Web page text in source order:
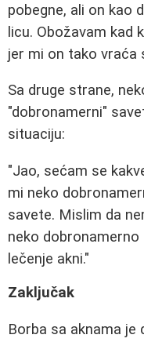
pobegne, ali on kao
licu. Obožavam kad
jer mi on tako vraća
Sa druge strane,
"dobronamerni"
situaciju:
"Jao, sećam se
mi neko
savete. Mislim da
neko
lečenje akni."
Zaključak
Borba sa aknama je